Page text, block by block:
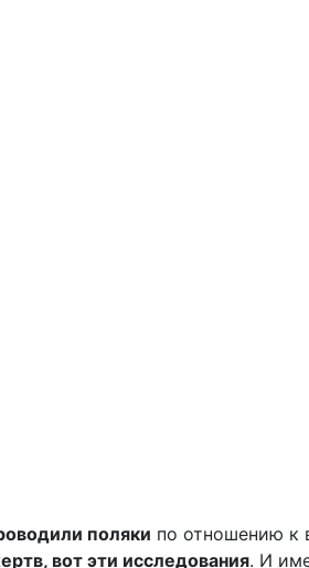
поляки по отношению к
вот эти исследования. И